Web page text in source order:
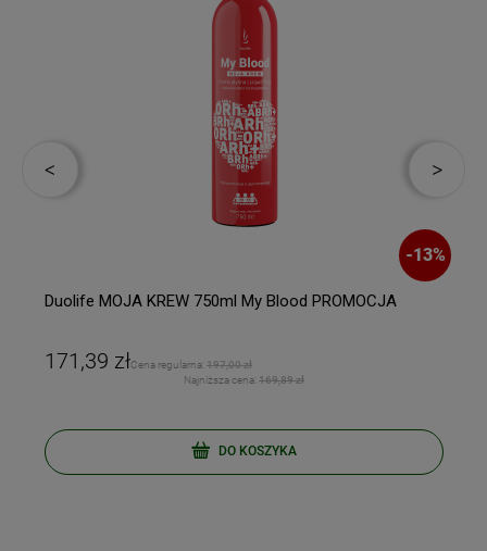
-13%
Duolife MOJA KREW 750ml My Blood PROMOCJA
171,39 złCena regularna: 197,00 zł
Najniższa cena: 169,89 zł
DO KOSZYKA